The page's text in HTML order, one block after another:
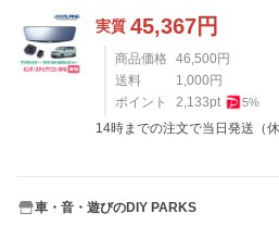
実質 45,367円
商品価格 46,500円
送料
1,000円
ポイント
2,133pt 5%
14時までの注文で当日発送（休
車・音・遊びのDIY PARKS